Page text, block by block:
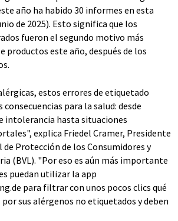
año ha habido 30 informes en esta
de 2025). Esto significa que los
fueron el segundo motivo más
productos este año, después de los
estos errores de etiquetado
para la salud: desde
intolerancia hasta situaciones
explica Friedel Cramer, Presidente
de Protección de los Consumidores y
(BVL). "Por eso es aún más importante
puedan utilizar la app
para filtrar con unos pocos clics qué
sus alérgenos no etiquetados y deben